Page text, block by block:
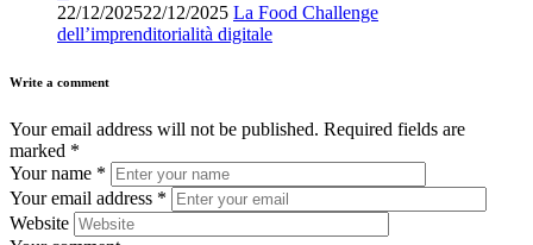
22/12/202522/12/2025 La Food Challenge
dell’imprenditorialità digitale
Write a comment
Your email address will not be published. Required fields are
marked *
Your name *
Your email address *
Website